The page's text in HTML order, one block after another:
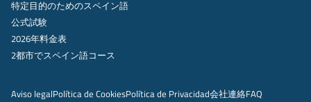
特定目的のためのスペイン語
公式試験
2026年料金表
2都市でスペイン語コース
Aviso legalPolítica de CookiesPolítica de Privacidad会社連絡FAQ